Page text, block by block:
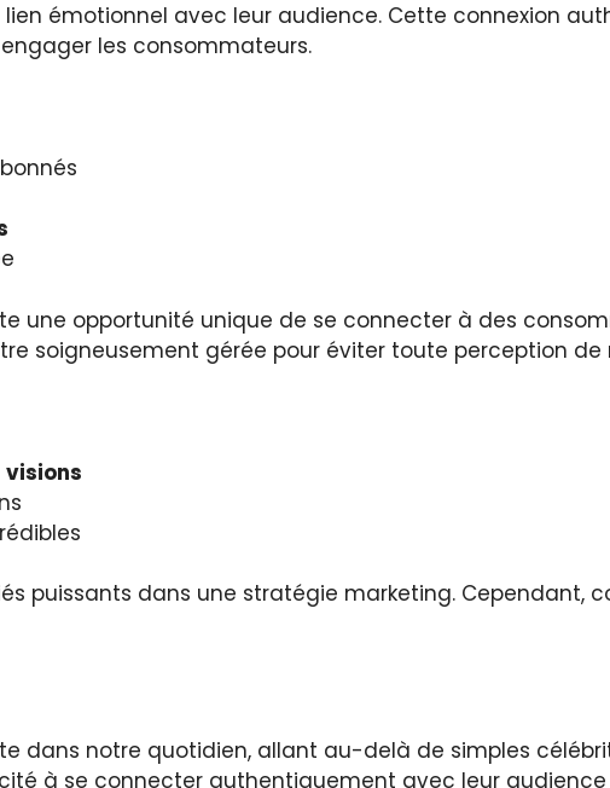
émotionnel avec leur audience. Cette connexion
les consommateurs.
une opportunité unique de se connecter à des
soigneusement gérée pour éviter toute perception de
visions
puissants dans une stratégie marketing. Cependant,
dans notre quotidien, allant au-delà de simples
à se connecter authentiquement avec leur